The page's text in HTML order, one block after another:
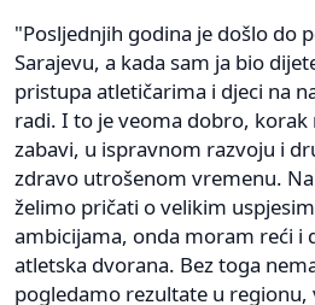
"Posljednjih godina je došlo do
Sarajevu, a kada sam ja bio
pristupa atletičarima i djeci na
radi. I to je veoma dobro, korak
zabavi, u ispravnom razvoju i
zdravo utrošenom vremenu.
želimo pričati o velikim
ambicijama, onda moram reći i
atletska dvorana. Bez toga
pogledamo rezultate u regionu,